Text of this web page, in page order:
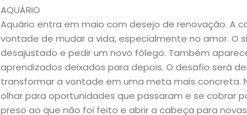
de
Vida
Sexualidade
Variedades
AQUÁRIO
Aquário entra em maio com desejo de renovação. A
vontade de mudar a vida, especialmente no amor. O
desajustado e pedir um novo fôlego. Também
aprendizados deixados para depois. O desafio será
transformar a vontade em uma meta mais concreta.
olhar para oportunidades que passaram e se cobrar
preso ao que não foi feito e abrir a cabeça para